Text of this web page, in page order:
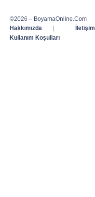
©2026 – BoyamaOnline.Com
Hakkımızda
| İletişim
Kullanım Koşulları